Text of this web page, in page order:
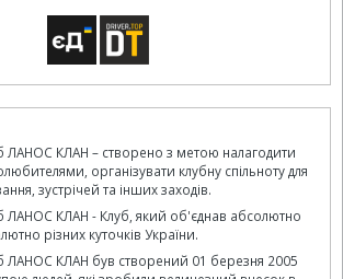
ЛАНОС КЛАН – створено з метою налагодити
організувати клубну спільноту для
зустрічей та інших заходів.
ЛАНОС КЛАН - Клуб, який об'єднав абсолютно
різних куточків України.
ЛАНОС КЛАН був створений 01 березня 2005